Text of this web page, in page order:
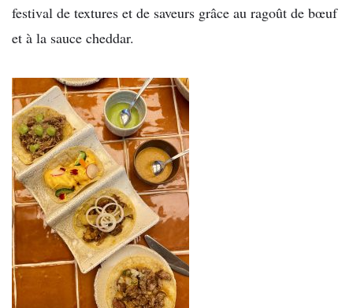
festival de textures et de saveurs grâce au ragoût de bœuf
et à la sauce cheddar.